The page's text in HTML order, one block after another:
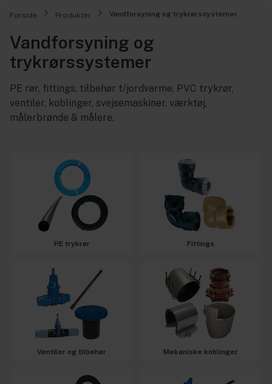
Forside Produkter Vandforsyning og trykrørssystemer
Vandforsyning og
trykrørssystemer
PE rør, fittings, tilbehør t/jordvarme, PVC trykrør,
ventiler, koblinger, svejsemaskiner, værktøj,
målerbrønde & målere.
PE trykrør Fittings
Ventiler og tilbehør Mekaniske koblinger